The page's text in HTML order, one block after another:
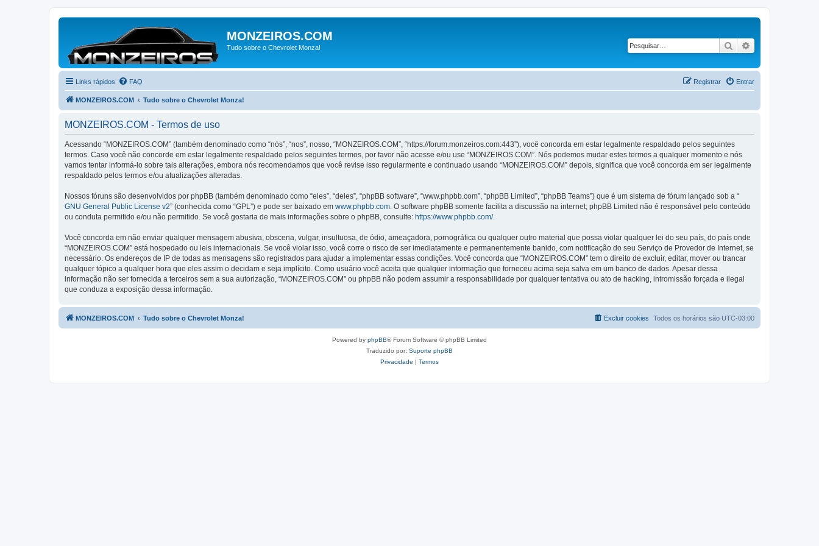
MONZEIROS.COM
Tudo sobre o Chevrolet Monza! Pesquisar
Links rápidos FAQ Entrar
Registrar
MONZEIROS.COM Tudo sobre o Chevrolet Monza!
MONZEIROS.COM - Termos de uso
Acessando “MONZEIROS.COM” (também denominado como “nós”, “nos”, nosso, “MONZEIROS.COM”, “https://forum.monzeiros.com:443”), você concorda em estar legalmente respaldado pelos seguintes
termos. Caso você não concorde em estar legalmente respaldado pelos seguintes termos, por favor não acesse e/ou use “MONZEIROS.COM”. Nós podemos mudar estes termos a qualquer momento e nós
vamos tentar informá-lo sobre tais alterações, embora nós recomendamos que você revise isso regularmente e continuado usando “MONZEIROS.COM” depois, significa que você concorda em ser legalmente
respaldado pelos termos e/ou atualizações alteradas.
Nossos fóruns são desenvolvidos por phpBB (também denominado como “eles”, “deles”, “phpBB software”, “www.phpbb.com”, “phpBB Limited”, “phpBB Teams”) que é um sistema de fórum lançado sob a “
GNU General Public License v2” (conhecida como “GPL”) e pode ser baixado em www.phpbb.com. O software phpBB somente facilita a discussão na internet; phpBB Limited não é responsável pelo conteúdo
ou conduta permitido e/ou não permitido. Se você gostaria de mais informações sobre o phpBB, consulte: https://www.phpbb.com/.
Você concorda em não enviar qualquer mensagem abusiva, obscena, vulgar, insultuosa, de ódio, ameaçadora, pornográfica ou qualquer outro material que possa violar qualquer lei do seu país, do país onde
“MONZEIROS.COM” está hospedado ou leis internacionais. Se você violar isso, você corre o risco de ser imediatamente e permanentemente banido, com notificação do seu Serviço de Provedor de Internet, se
necessário. Os endereços de IP de todas as mensagens são registrados para ajudar a implementar essas condições. Você concorda que “MONZEIROS.COM” tem o direito de excluir, editar, mover ou trancar
qualquer tópico a qualquer hora que eles assim o decidam e seja implícito. Como usuário você aceita que qualquer informação que forneceu acima seja salva em um banco de dados. Apesar dessa
informação não ser fornecida a terceiros sem a sua autorização, “MONZEIROS.COM” ou phpBB não podem assumir a responsabilidade por qualquer tentativa ou ato de hacking, intromissão forçada e ilegal
que conduza a exposição dessa informação.
MONZEIROS.COM Tudo sobre o Chevrolet Monza! Todos os horários são UTC-03:00
Excluir cookies
Powered by phpBB® Forum Software © phpBB Limited
Traduzido por: Suporte phpBB
Privacidade | Termos